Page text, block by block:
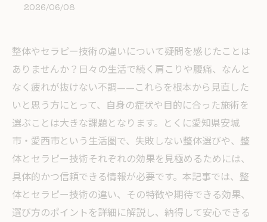
2026/06/08
整体やセラピー技術の違いについて疑問を感じたことは
ありませんか？日々の生活で続く肩こりや腰痛、なんと
なく疲れが抜けない不調——これらを根本から見直した
いと思う方にとって、自身の症状や目的に合った施術を
選ぶことは大きな課題となります。とくに愛知県安城
市・愛西市という生活圏で、失敗しない整体選びや、整
体とセラピー技術それぞれの効果を見極めるためには、
具体的かつ信頼できる情報が必要です。本記事では、整
体とセラピー技術の違い、その特徴や期待できる効果、
選び方のポイントを詳細に解説し、納得して安心できる